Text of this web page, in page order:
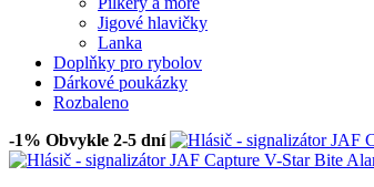
Jigové hlavičky
Lanka
Doplňky pro rybolov
Dárkové poukázky
Rozbaleno
-1% Obvykle 2-5 dní